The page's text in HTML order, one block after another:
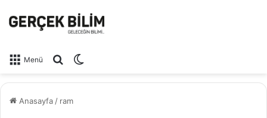
Menü Arama yap ...
Anasayfa / ram